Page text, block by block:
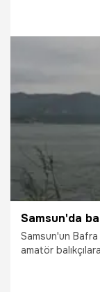
2.02.2026
Samsun'da
Samsun'un
amatör